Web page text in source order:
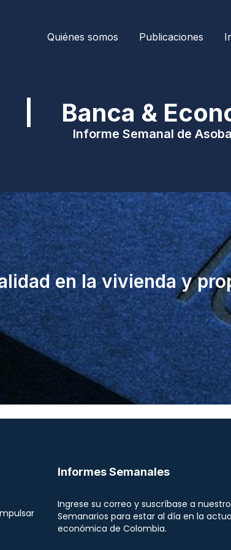
Quiénes somos Publicaciones
| Banca &
Informe Semanal de
en la vivienda y
Informes Semanales
Ingrese su correo y suscríbase a
Semanarios para estar al día en la
económica de Colombia.